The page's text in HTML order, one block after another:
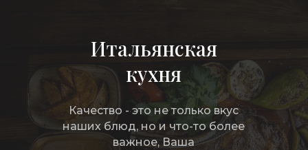
Итальянская
кухня
Качество - это не только вкус
наших блюд, но и что-то более
важное, Ваша